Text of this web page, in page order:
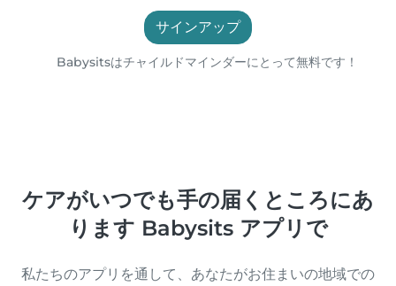
サインアップ
Babysitsはチャイルドマインダーにとって無料です！
ケアがいつでも手の届くところにあ
ります Babysits アプリで
私たちのアプリを通して、あなたがお住まいの地域での